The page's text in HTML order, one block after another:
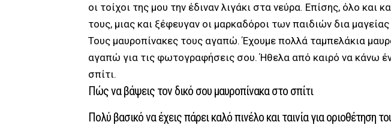
οι τοίχοι της μου την έδιναν λιγάκι στα νεύρα. Επίσης, όλο και
τους, μιας και ξέφευγαν οι μαρκαδόροι των παιδιών δια
Τους μαυροπίνακες τους αγαπώ. Έχουμε πολλά ταμπελάκια
αγαπώ για τις φωτογραφήσεις σου. Ήθελα από καιρό να κάνω
σπίτι.
Πώς να βάψεις τον δικό σου μαυροπίνακα στο σπίτι
Πολύ βασικό να έχεις πάρει καλό πινέλο και ταινία για οριοθέτηση